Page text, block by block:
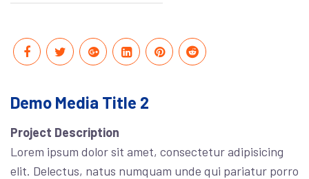
Demo Media Title 2
Project Description
Lorem ipsum dolor sit amet, consectetur adipisicing
elit. Delectus, natus numquam unde qui pariatur porro